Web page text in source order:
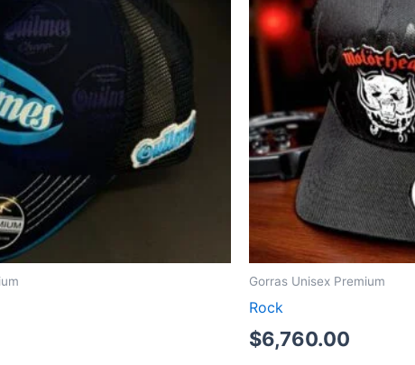
Gorras Unisex Premium
Rock
$6,760.00